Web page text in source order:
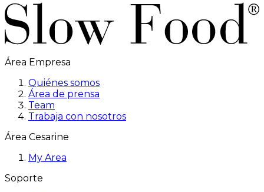
Área Empresa
Quiénes somos
Área de prensa
Team
Trabaja con nosotros
Área Cesarine
My Area
Soporte